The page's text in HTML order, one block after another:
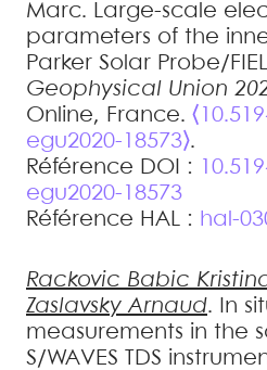
Marc. Large-scale
parameters of the
Parker Solar Probe/
Geophysical Union
Online, France.
egu2020-18573⟩.
Référence DOI :
egu2020-18573
Référence HAL : hal-
Rackovic Babic
Zaslavsky Arnaud.
In
measurements in the
S/WAVES TDS